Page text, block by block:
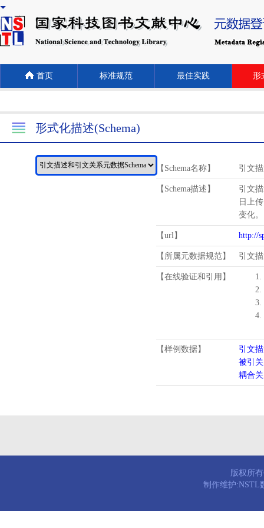
首页 标准规范 最佳实践 形
形式化描述(Schema)
【Schema名称】 引文
【Schema描述】
引文
日上
变化。
【url】 http://
【所属元数据规范】 引文
【在线验证和引用】
1.
2.
3.
4.
【样例数据】
引文
被引
耦合
版权所
制作维护:NSTL